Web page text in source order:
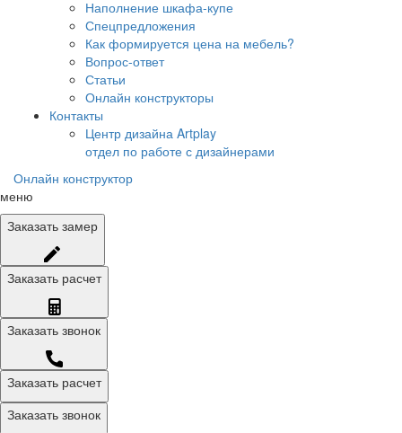
Наполнение шкафа-купе
Спецпредложения
Как формируется цена на мебель?
Вопрос-ответ
Статьи
Онлайн конструкторы
Контакты
Центр дизайна Artplay
отдел по работе с дизайнерами
Онлайн конструктор
меню
Заказать замер
Заказать расчет
Заказать звонок
Заказать расчет
Заказать звонок